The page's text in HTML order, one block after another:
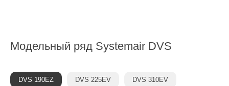
Модельный ряд Systemair DVS
DVS 190EZ DVS 225EV DVS 310EV